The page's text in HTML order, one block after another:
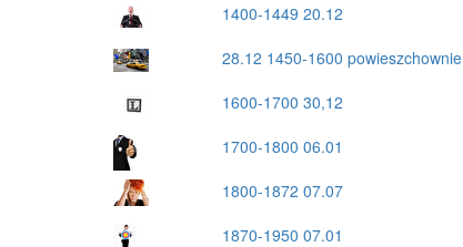
1400-1449 20.12
28.12 1450-1600 powieszchownie
1600-1700 30,12
1700-1800 06.01
1800-1872 07.07
1870-1950 07.01